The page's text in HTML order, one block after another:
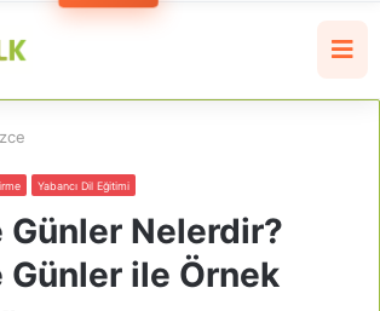
Yabancı Dil Eğitimi
Nelerdir?
ile Örnek